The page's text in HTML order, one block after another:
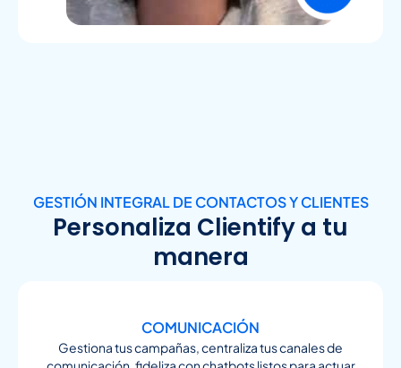
GESTIÓN INTEGRAL DE CONTACTOS Y CLIENTES
Personaliza Clientify a tu
manera
COMUNICACIÓN
Gestiona tus campañas, centraliza tus canales de